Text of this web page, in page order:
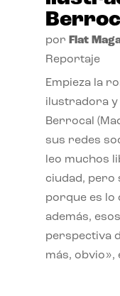
por Flat
Reportaje
Empieza la
ilustradora y
Berrocal
sus redes
leo muchos
ciudad, pero
porque es lo
además,
perspectiva
más, obvio»,